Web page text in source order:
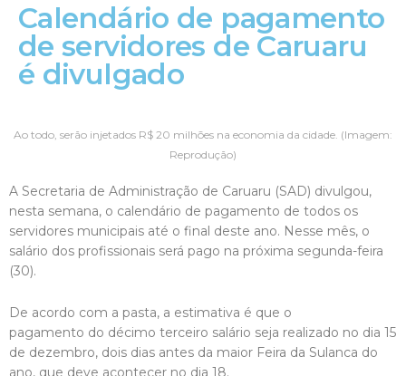
Calendário de pagamento
de servidores de Caruaru
é divulgado
Ao todo, serão injetados R$ 20 milhões na economia da cidade. (Imagem:
Reprodução)
A Secretaria de Administração de Caruaru (SAD) divulgou,
nesta semana, o calendário de pagamento de todos os
servidores municipais até o final deste ano. Nesse mês, o
salário dos profissionais será pago na próxima segunda-feira
(30).
De acordo com a pasta, a estimativa é que o
pagamento do décimo terceiro salário seja realizado no dia 15
de dezembro, dois dias antes da maior Feira da Sulanca do
ano, que deve acontecer no dia 18.